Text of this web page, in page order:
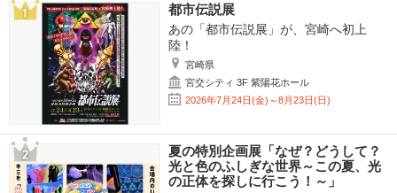
都市伝説展
あの「都市伝説展」が、宮崎へ初上
陸！
宮崎県
宮交シティ 3F 紫陽花ホール
2026年7月24日(金)～8月23日(日)
夏の特別企画展「なぜ？どうして？
光と色のふしぎな世界～この夏、光
の正体を探しに行こう！～」